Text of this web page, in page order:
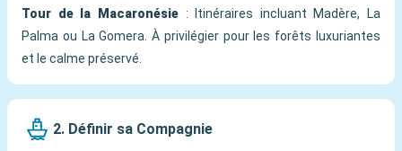
Tour de la Macaronésie: Itinéraires incluant Madère, La
Palma ou La Gomera. À privilégier pour les forêts luxuriantes
et le calme préservé.
2. Définir sa Compagnie